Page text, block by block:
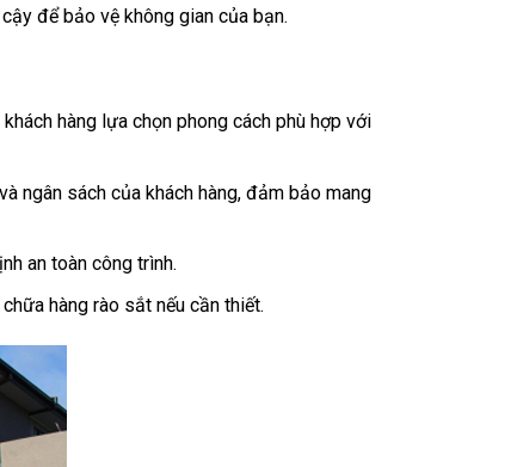
để bảo vệ không gian của bạn.
hàng lựa chọn phong cách phù hợp với
ngân sách của khách hàng, đảm bảo mang
an toàn công trình.
hàng rào sắt nếu cần thiết.